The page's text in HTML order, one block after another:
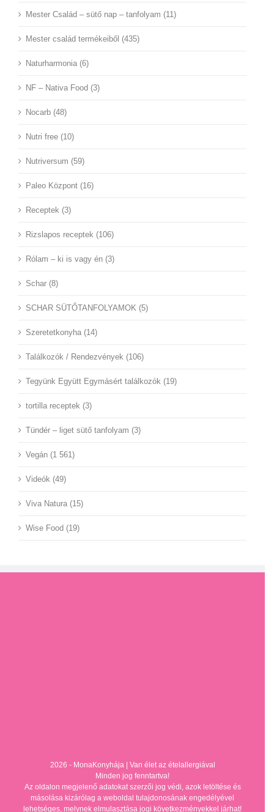
Mester Család – sütő nap – tanfolyam (11)
Mester család termékeiből (435)
Naturharmonia (6)
NF – Nativa Food (3)
Nocarb (48)
Nutri free (10)
Nutriversum (59)
Paleo Központ (16)
Receptek (3)
Rizslapos receptek (106)
Rólam – ki is vagy én (3)
Schar (8)
SCHAR SÜTŐTANFOLYAMOK (5)
Szeretetkonyha (14)
Találkozók / Rendezvények (106)
Tegyünk Együtt Egymásért találkozók (19)
tortilla receptek (3)
Tündér – liget sütő tanfolyam (3)
Vegán (1 561)
Videók (49)
Viva Natura (15)
Wise Food (19)
2026 - MonaKonyhája | Van élet az ételallergiával
Minden jog fenntartva!
Az oldalon megjelenő adatokat szerzői jog védi, azok letöltése és
másolása kizárólag a weboldal tulajdonosának engedélyével
lehetséges, melynek elmulasztása jogi következményekkel járhat!